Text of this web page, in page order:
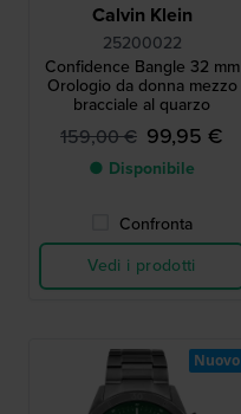
Calvin Klein
25200022
Confidence Bangle 32 mm
Orologio da donna mezzo
bracciale al quarzo
159,00 € 99,95 €
● Disponibile
Confronta
Vedi i prodotti
Nuovo